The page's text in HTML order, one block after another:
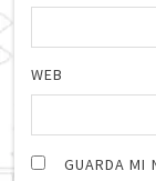
WEB
GUARDA MI